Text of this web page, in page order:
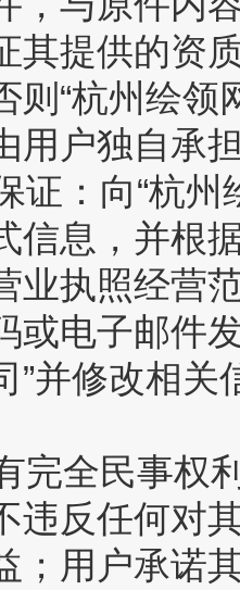
其提供的资
则“杭州绘
用户独自承
证：向“杭
信息，并根
业执照经营
或电子邮件
”并修改相
完全民事权
违反任何对
；用户承诺